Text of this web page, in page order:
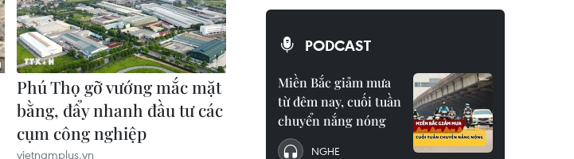
PODCAST
Miền Bắc giảm mưa
từ đêm nay, cuối tuần
chuyển nắng nóng
NGHE